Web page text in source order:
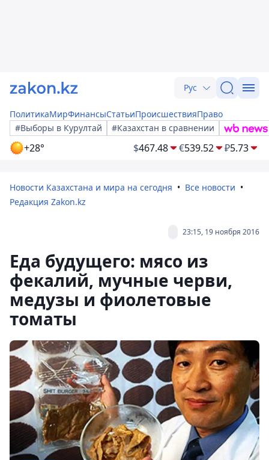
Рус
ПолитикаМирФинансыСтатьиПроисшествияПраво
#Выборы в Курултай
#Казахстан в сравнении
+28° $467.48 €539.52 ₽5.73
Новости Казахстана и мира на сегодня
Все новости
Редакция Zakon.kz
23:15, 19 ноября 2016
Еда будущего: мясо из
фекалий, мучные черви,
медузы и фиолетовые
томаты